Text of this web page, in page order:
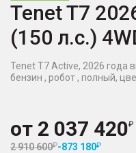
Tenet T7
(150 л.с.)
Tenet T7 Active, 2026 года
бензин , робот , полный,
от 2 037 420
2 910 600 -873 180